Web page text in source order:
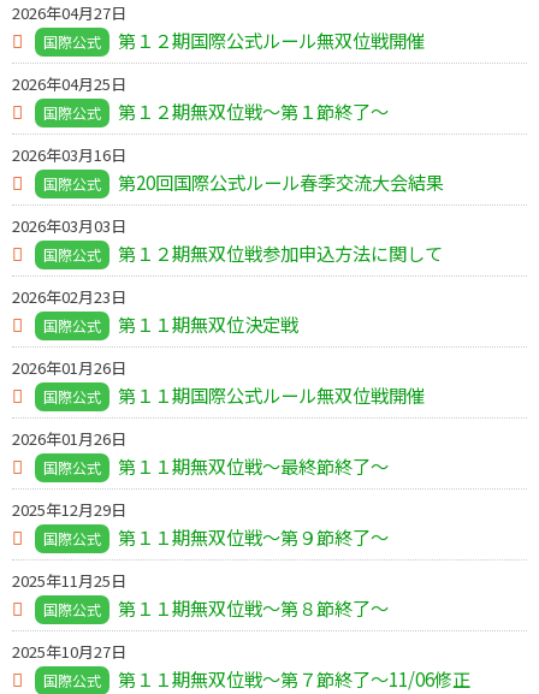
2026年04月27日
国際公式 第１２期国際公式ルール無双位戦開催
2026年04月25日
国際公式 第１２期無双位戦～第１節終了～
2026年03月16日
国際公式 第20回国際公式ルール春季交流大会結果
2026年03月03日
国際公式 第１２期無双位戦参加申込方法に関して
2026年02月23日
国際公式 第１１期無双位決定戦
2026年01月26日
国際公式 第１１期国際公式ルール無双位戦開催
2026年01月26日
国際公式 第１１期無双位戦～最終節終了～
2025年12月29日
国際公式 第１１期無双位戦～第９節終了～
2025年11月25日
国際公式 第１１期無双位戦～第８節終了～
2025年10月27日
国際公式 第１１期無双位戦～第７節終了～11/06修正